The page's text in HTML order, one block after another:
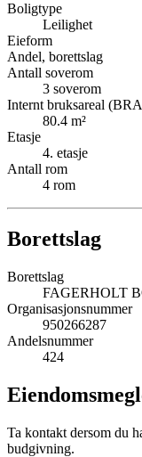
Boligtype
Leilighet
Eieform
Andel, borettslag
Antall soverom
3 soverom
Internt bruksareal
80.4 m²
Etasje
4. etasje
Antall rom
4 rom
Borettslag
Borettslag
FAGERHOLT
Organisasjonsnummer
950266287
Andelsnummer
424
Ta kontakt dersom du
budgivning.